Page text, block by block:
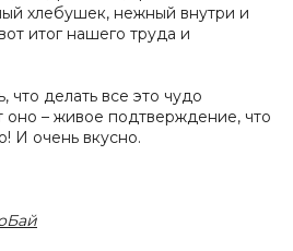
хлебушек, нежный внутри и
итог нашего труда и
что делать все это чудо
оно – живое подтверждение, что
И очень вкусно.